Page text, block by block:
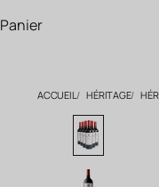
Panier
ACCUEIL HÉRITAGE